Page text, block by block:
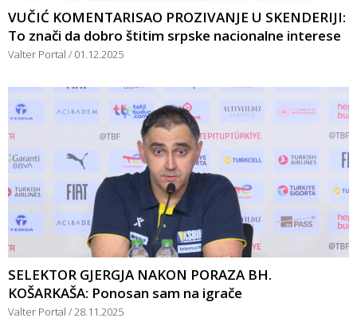
VUČIĆ KOMENTARISAO PROZIVANJE U SKENDERIJI:
To znači da dobro štitim srpske nacionalne interese
Valter Portal 01.12.2025
SELEKTOR GJERGJA NAKON PORAZA BH.
KOŠARKAŠA: Ponosan sam na igrače
Valter Portal 28.11.2025